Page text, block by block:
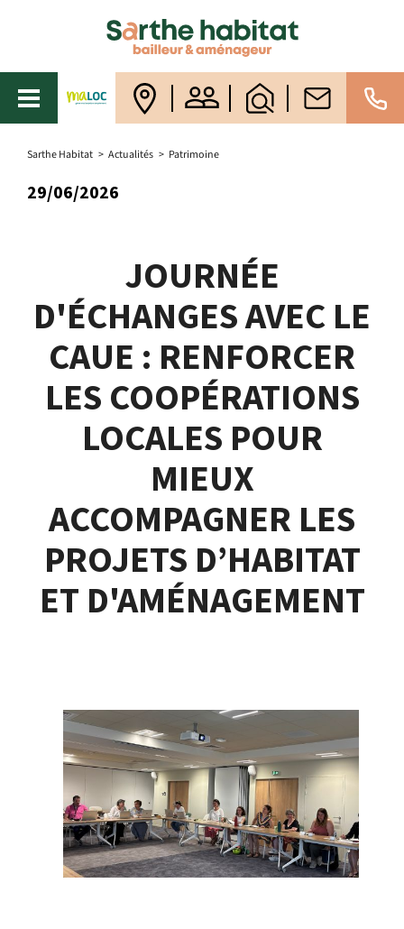
Sarthe Habitat > Actualités > Patrimoine
29/06/2026
JOURNÉE
D'ÉCHANGES AVEC LE
CAUE : RENFORCER
LES COOPÉRATIONS
LOCALES POUR
MIEUX
ACCOMPAGNER LES
PROJETS D’HABITAT
ET D'AMÉNAGEMENT